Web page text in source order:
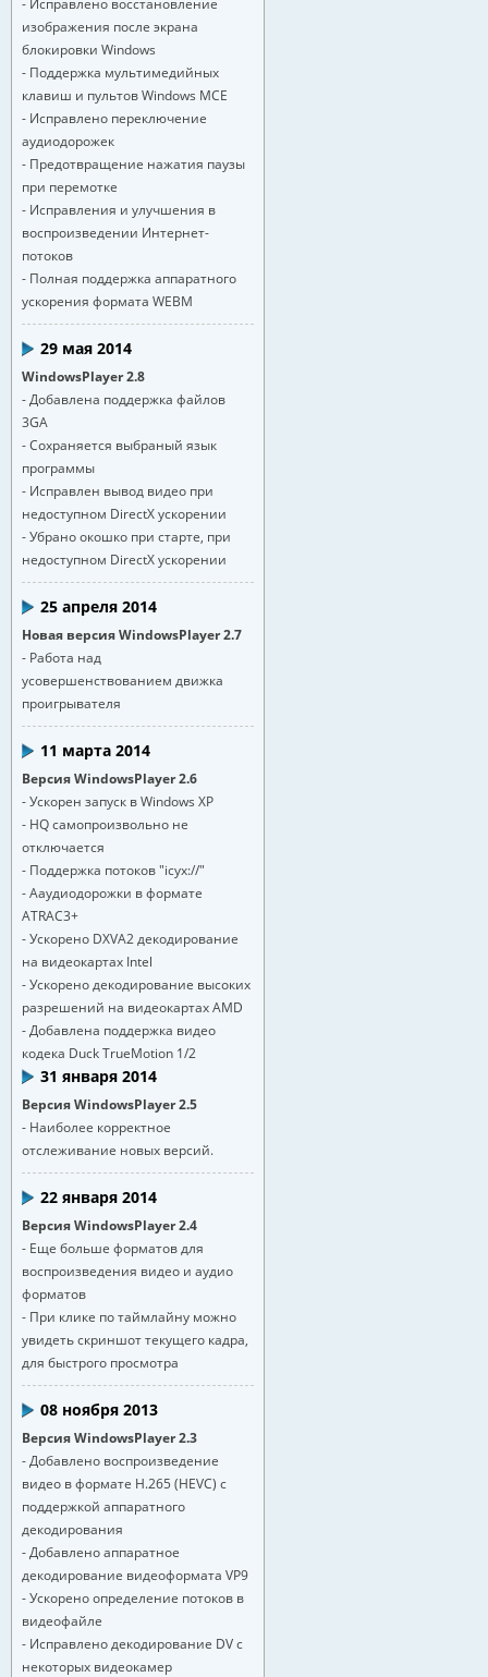
- Исправлено восстановление
изображения после экрана
блокировки Windows
- Поддержка мультимедийных
клавиш и пультов Windows MCE
- Исправлено переключение
аудиодорожек
- Предотвращение нажатия паузы
при перемотке
- Исправления и улучшения в
воспроизведении Интернет-
потоков
- Полная поддержка аппаратного
ускорения формата WEBM
29 мая 2014
WindowsPlayer 2.8
- Добавлена поддержка файлов
3GA
- Сохраняется выбраный язык
программы
- Исправлен вывод видео при
недоступном DirectX ускорении
- Убрано окошко при старте, при
недоступном DirectX ускорении
25 апреля 2014
Новая версия WindowsPlayer 2.7
- Работа над
усовершенствованием движка
проигрывателя
11 марта 2014
Версия WindowsPlayer 2.6
- Ускорен запуск в Windows XP
- HQ самопроизвольно не
отключается
- Поддержка потоков "icyx://"
- Ааудиодорожки в формате
ATRAC3+
- Ускорено DXVA2 декодирование
на видеокартах Intel
- Ускорено декодирование высоких
разрешений на видеокартах AMD
- Добавлена поддержка видео
кодека Duck TrueMotion 1/2
31 января 2014
Версия WindowsPlayer 2.5
- Наиболее корректное
отслеживание новых версий.
22 января 2014
Версия WindowsPlayer 2.4
- Еще больше форматов для
воспроизведения видео и аудио
форматов
- При клике по таймлайну можно
увидеть скриншот текущего кадра,
для быстрого просмотра
08 ноября 2013
Версия WindowsPlayer 2.3
- Добавлено воспроизведение
видео в формате H.265 (HEVC) с
поддержкой аппаратного
декодирования
- Добавлено аппаратное
декодирование видеоформата VP9
- Ускорено определение потоков в
видеофайле
- Исправлено декодирование DV с
некоторых видеокамер